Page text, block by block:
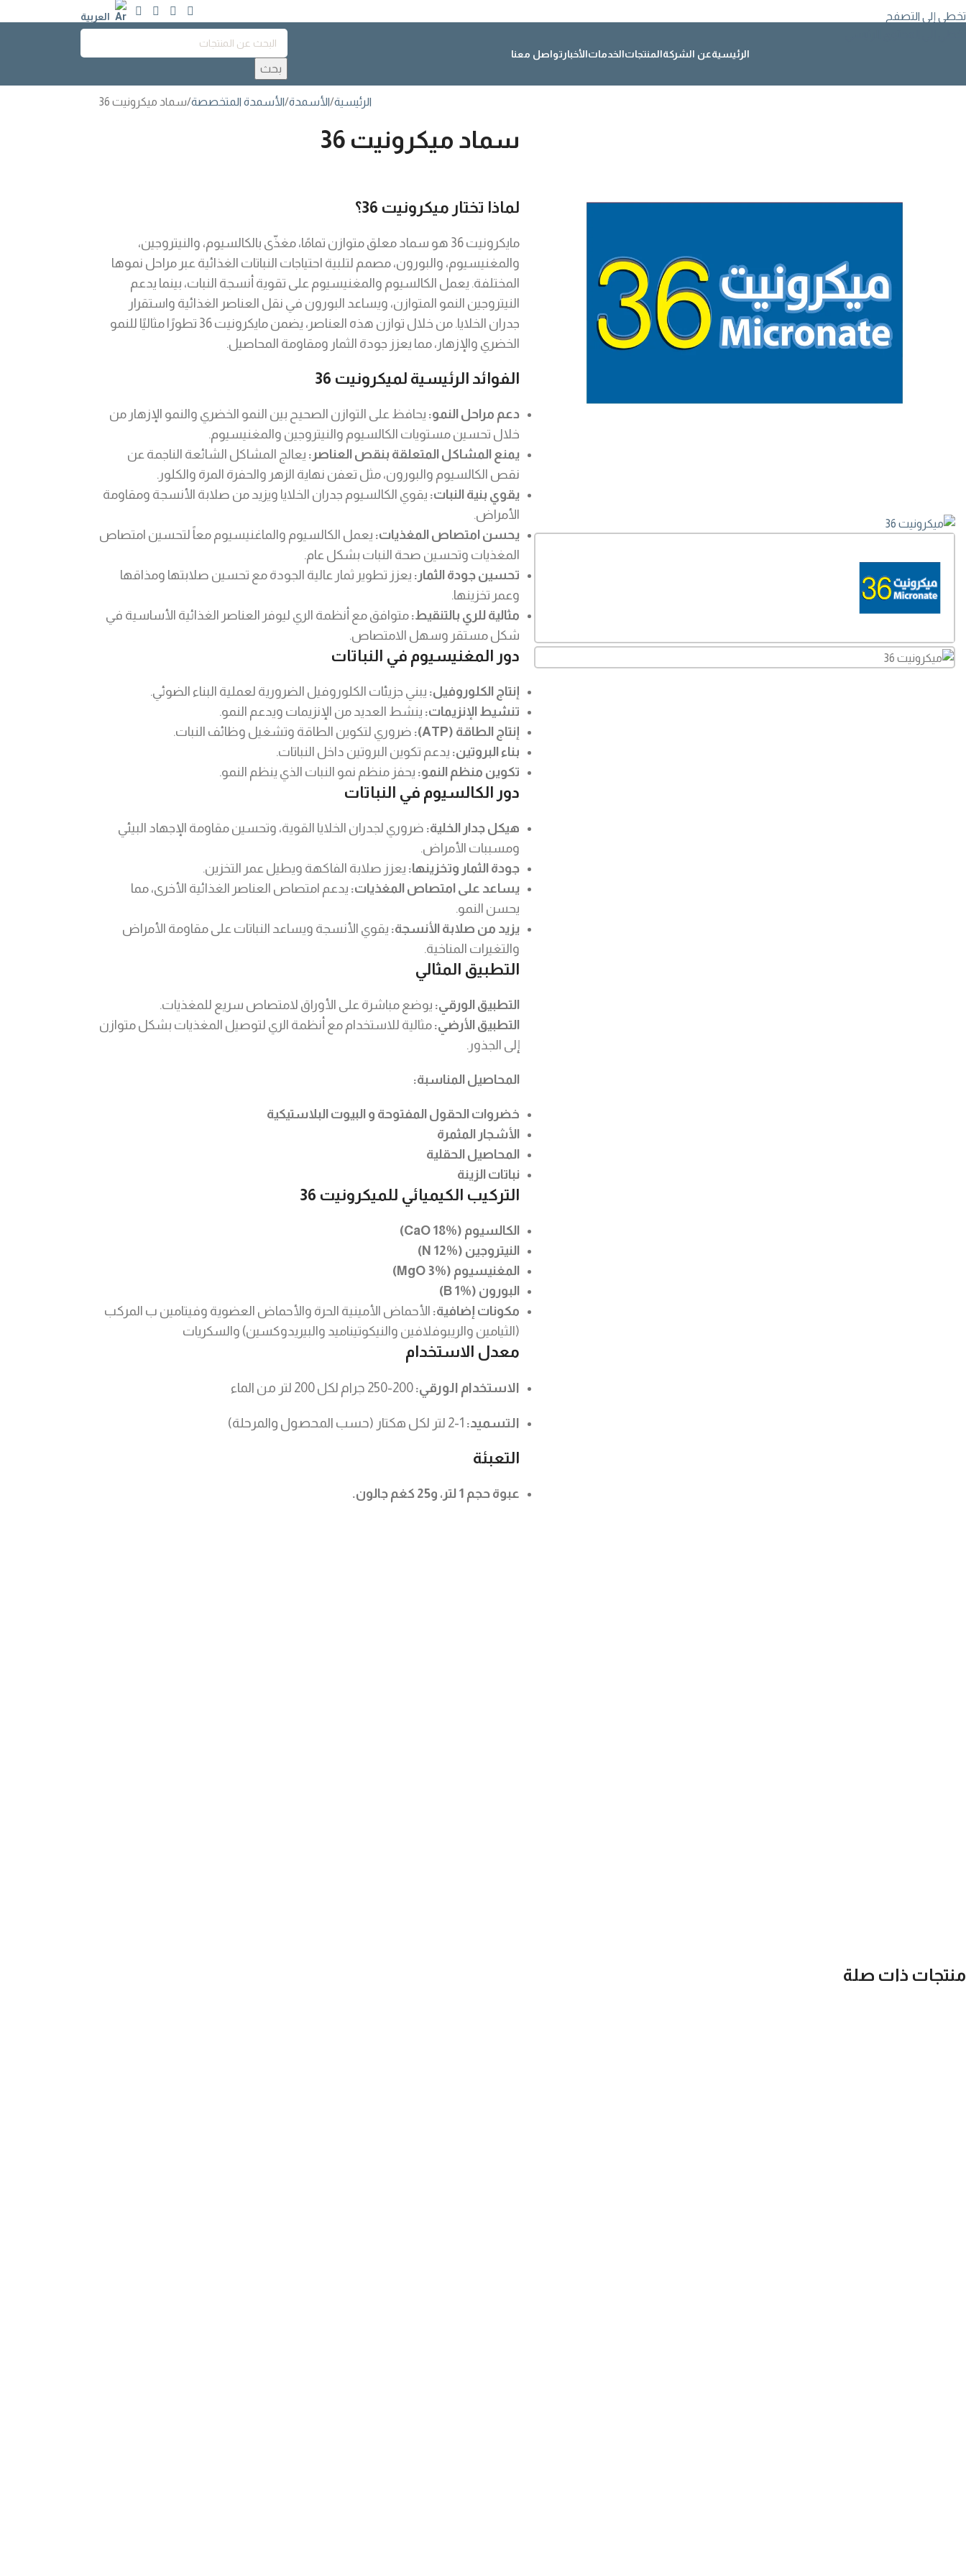
تخطي إلى التصفح
العربية
الرئيسيةعن الشركةالمنتجاتالخدماتالأخبار تواصل معنا
بحث
الرئيسية الأسمدة الأسمدة المتخصصة سماد ميكرونيت 36
سماد ميكرونيت 36
لماذا تختار ميكرونيت 36؟
مايكرونيت 36 هو سماد معلق متوازن تمامًا، مغذّى بالكالسيوم، والنيتروجين،
والمغنيسيوم، والبورون، مصمم لتلبية احتياجات النباتات الغذائية عبر مراحل نموها
المختلفة. يعمل الكالسيوم والمغنيسيوم على تقوية أنسجة النبات، بينما يدعم
النيتروجين النمو المتوازن، ويساعد البورون في نقل العناصر الغذائية واستقرار
جدران الخلايا. من خلال توازن هذه العناصر، يضمن مايكرونيت 36 تطورًا مثاليًا للنمو
الخضري والإزهار، مما يعزز جودة الثمار ومقاومة المحاصيل.
الفوائد الرئيسية لميكرونيت 36
دعم مراحل النمو: يحافظ على التوازن الصحيح بين النمو الخضري والنمو الإزهار من
خلال تحسين مستويات الكالسيوم والنيتروجين والمغنيسيوم.
يمنع المشاكل المتعلقة بنقص العناصر: يعالج المشاكل الشائعة الناجمة عن
نقص الكالسيوم والبورون، مثل تعفن نهاية الزهر والحفرة المرة والكلور.
يقوي بنية النبات: يقوي الكالسيوم جدران الخلايا ويزيد من صلابة الأنسجة ومقاومة
الأمراض.
يحسن امتصاص المغذيات: يعمل الكالسيوم والماغنيسيوم معاً لتحسين امتصاص
المغذيات وتحسين صحة النبات بشكل عام.
تحسين جودة الثمار: يعزز تطوير ثمار عالية الجودة مع تحسين صلابتها ومذاقها
وعمر تخزينها.
مثالية للري بالتنقيط: متوافق مع أنظمة الري ليوفر العناصر الغذائية الأساسية في
شكل مستقر وسهل الامتصاص.
دور المغنيسيوم في النباتات
إنتاج الكلوروفيل: يبني جزيئات الكلوروفيل الضرورية لعملية البناء الضوئي.
تنشيط الإنزيمات: ينشط العديد من الإنزيمات ويدعم النمو.
إنتاج الطاقة (ATP):
ضروري لتكوين الطاقة وتشغيل وظائف النبات.
بناء البروتين: يدعم تكوين البروتين داخل النباتات.
تكوين منظم النمو: يحفز منظم نمو النبات الذي ينظم النمو.
دور الكالسيوم في النباتات
هيكل جدار الخلية: ضروري لجدران الخلايا القوية، وتحسين مقاومة الإجهاد البيئي
ومسببات الأمراض.
جودة الثمار وتخزينها: يعزز صلابة الفاكهة ويطيل عمر التخزين.
يساعد على امتصاص المغذيات: يدعم امتصاص العناصر الغذائية الأخرى، مما
يحسن النمو.
يزيد من صلابة الأنسجة: يقوي الأنسجة ويساعد النباتات على مقاومة الأمراض
والتغيرات المناخية.
التطبيق المثالي
التطبيق الورقي: يوضع مباشرة على الأوراق لامتصاص سريع للمغذيات.
التطبيق الأرضي: مثالية للاستخدام مع أنظمة الري لتوصيل المغذيات بشكل متوازن
إلى الجذور.
المحاصيل المناسبة:
خضروات الحقول المفتوحة و البيوت البلاستيكية
الأشجار المثمرة
المحاصيل الحقلية
نباتات الزينة
التركيب الكيميائي للميكرونيت 36
الكالسيوم (CaO 18%)
النيتروجين (N 12%)
المغنيسيوم (MgO 3%)
البورون (B 1%)
مكونات إضافية: الأحماض الأمينية الحرة والأحماض العضوية وفيتامين ب المركب
(الثيامين والريبوفلافين والنيكوتيناميد والبيريدوكسين) والسكريات
معدل الاستخدام
الاستخدام الورقي:
التسميد:
التعبئة
عبوة حجم 1 لتر، و25 كغم جالون.
منتجات ذات صلة